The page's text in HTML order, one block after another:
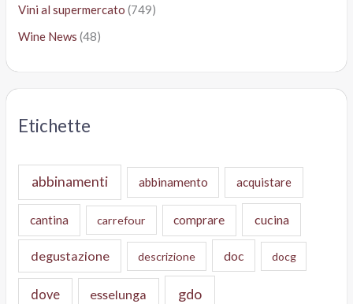
Vini al supermercato (749)
Wine News (48)
Etichette
abbinamenti abbinamento acquistare
cantina carrefour comprare cucina
degustazione descrizione doc docg
dove esselunga gdo